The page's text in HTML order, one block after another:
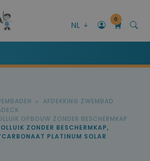
NL
0
AFDEKKING ZWEMBAD
OPBOUW ZONDER BESCHERMKAP
ZONDER BESCHERMKAP,
PLATINUM SOLAR